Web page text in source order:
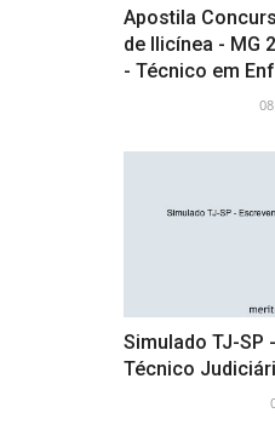
Apostila
de Ilicínea - MG
- Técnico em
Simulado TJ-SP
Técnico